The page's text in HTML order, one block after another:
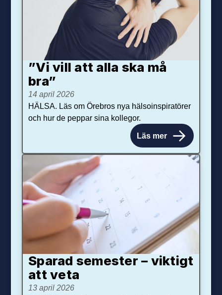
”Vi vill att alla ska må
bra”
14 april 2026
HÄLSA. Läs om Örebros nya hälsoinspiratörer
och hur de peppar sina kollegor.
Läs mer
Sparad semester – viktigt
att veta
13 april 2026